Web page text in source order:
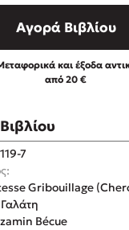
μέθοδος Αφήστε
7
Gribouillage
Bécue
Αγορά Βιβλίου
και έξοδα
από 20 €